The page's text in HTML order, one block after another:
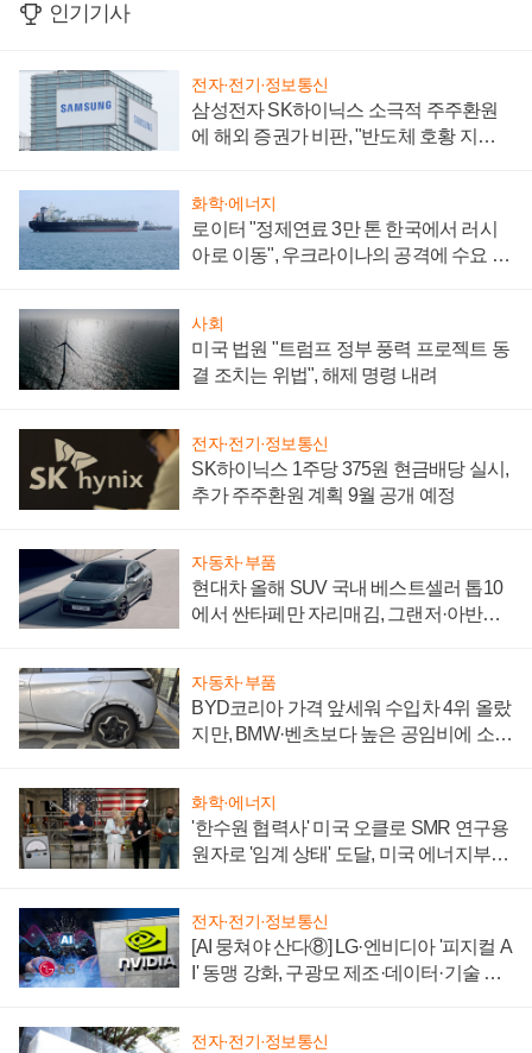
인기기사
전자·전기·정보통신
삼성전자 SK하이닉스 소극적 주주환원
에 해외 증권가 비판, "반도체 호황 지속
화학·에너지
로이터 "정제연료 3만 톤 한국에서 러시
아로 이동", 우크라이나의 공격에 수요 늘
사회
미국 법원 "트럼프 정부 풍력 프로젝트 동
결 조치는 위법", 해제 명령 내려
전자·전기·정보통신
SK하이닉스 1주당 375원 현금배당 실시,
추가 주주환원 계획 9월 공개 예정
자동차·부품
현대차 올해 SUV 국내 베스트셀러 톱10
에서 싼타페만 자리매김, 그랜저·아반떼
자동차·부품
BYD코리아 가격 앞세워 수입차 4위 올랐
지만, BMW·벤츠보다 높은 공임비에 소비
화학·에너지
'한수원 협력사' 미국 오클로 SMR 연구용
원자로 '임계 상태' 도달, 미국 에너지부
전자·전기·정보통신
[AI 뭉쳐야 산다⑧] LG·엔비디아 '피지컬 A
I' 동맹 강화, 구광모 제조·데이터·기술 결
전자·전기·정보통신